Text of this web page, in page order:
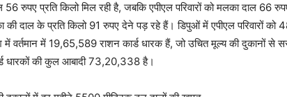
56 रुपए प्रति किलो मिल रही है, जबकि एपीएल परिवारों को मलका दाल 66
की दाल के प्रति किलो 91 रुपए देने पड़ रहे हैं। डिपुओं में एपीएल परिवारों को
में वर्तमान में 19,65,589 राशन कार्ड धारक हैं, जो उचित मूल्य की दुकानों से
धारकों की कुल आबादी 73,20,338 है।